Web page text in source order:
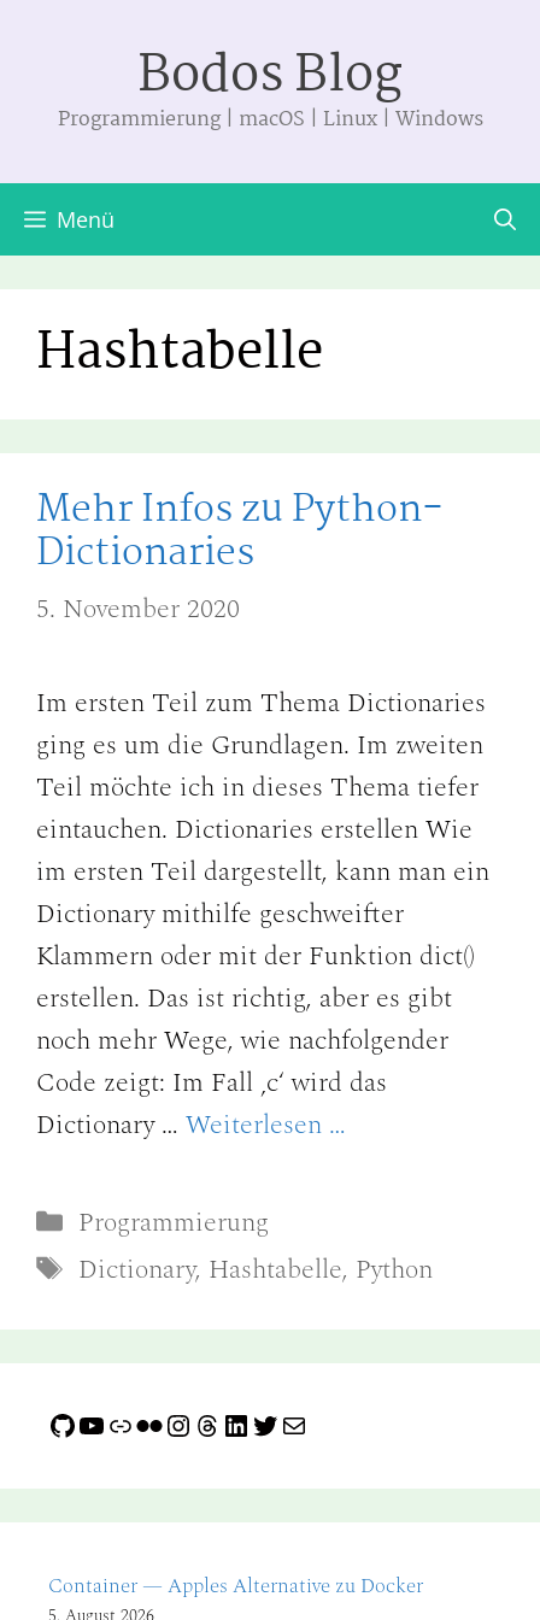
springen
Bodos Blog
Programmierung | macOS | Linux | Windows
Menü
Hashtabelle
Mehr Infos zu Python-
Dictionaries
5. November 2020
Im ersten Teil zum Thema Dictionaries
ging es um die Grundlagen. Im zweiten
Teil möchte ich in dieses Thema tiefer
eintauchen. Dictionaries erstellen Wie
im ersten Teil dargestellt, kann man ein
Dictionary mithilfe geschweifter
Klammern oder mit der Funktion dict()
erstellen. Das ist richtig, aber es gibt
noch mehr Wege, wie nachfolgender
Code zeigt: Im Fall ‚c‘ wird das
Dictionary … Weiterlesen …
Kategorien
Programmierung
Schlagwörter
Dictionary, Hashtabelle, Python
GitHub
YouTube
LinkFlickr
Instagram
Threads
LinkedIn
Twitter
E-Mail
Container — Apples Alternative zu Docker